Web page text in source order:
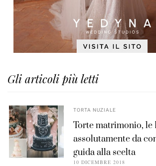
Gli articoli più letti
TORTA NUZIALE
Torte matrimonio, le
assolutamente da
guida alla scelta
10 DICEMBRE 2018